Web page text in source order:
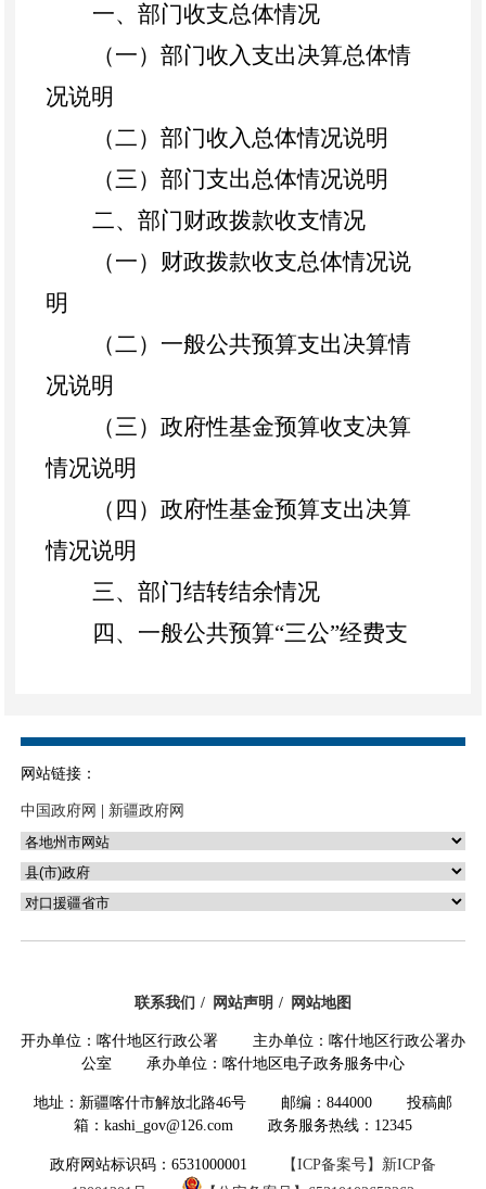
一、部门收支总体情况
（一）部门收入支出决算总体情
况说明
（二）部门收入总体情况说明
（三）部门支出总体情况说明
二、部门财政拨款收支情况
（一）财政拨款收支总体情况说
明
（二）一般公共预算支出决算情
况说明
（三）政府性基金预算收支决算
情况说明
（四）政府性基金预算支出决算
情况说明
三、部门结转结余情况
四、一般公共预算“三公”经费支
七、其他重要事项的情况
（一）国有资产占用情况说明
（二）国有资产收益征缴情况说
绩效评价情况说明
第三部分 专业名词解释
一、报表封面
二、部门收支总体情况（11
网站链接：
中国政府网 新疆政府网
联系我们 网站声明 网站地图
开办单位：喀什地区行政公署 主办单位：喀什地区行政公署办
公室 承办单位：喀什地区电子政务服务中心
地址：新疆喀什市解放北路46号 邮编：844000 投稿邮
箱：kashi_gov@126.com 政务服务热线：12345
政府网站标识码：6531000001
【ICP备案号】新ICP备